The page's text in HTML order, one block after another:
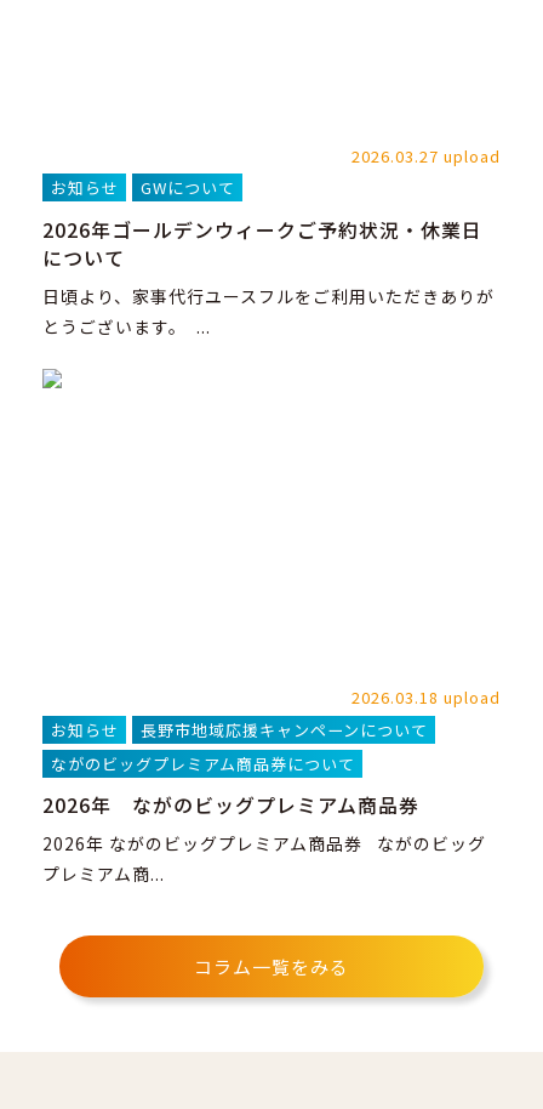
2026.03.27 upload
お知らせ
GWについて
2026年ゴールデンウィークご予約状況・休業日
について
日頃より、家事代行ユースフルをご利用いただきありが
とうございます。 ...
2026.03.18 upload
お知らせ
長野市地域応援キャンペーンについて
ながのビッグプレミアム商品券について
2026年 ながのビッグプレミアム商品券
2026年 ながのビッグプレミアム商品券 ながのビッグ
プレミアム商...
コラム一覧をみる